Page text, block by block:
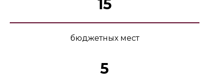
15
бюджетных мест
5